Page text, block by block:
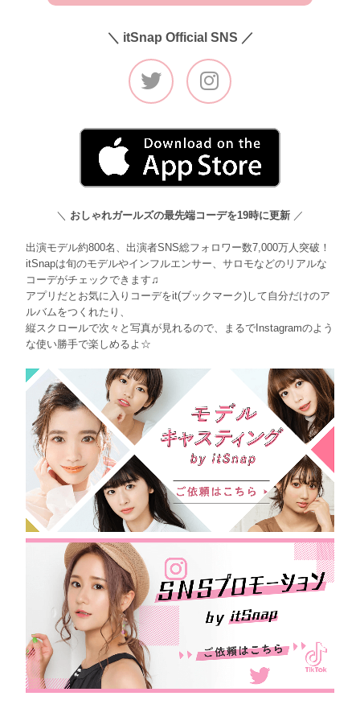
＼ itSnap Official SNS ／
＼ おしゃれガールズの最先端コーデを19時に更新 ／
出演モデル約800名、出演者SNS総フォロワー数7,000万人突破！
itSnapは旬のモデルやインフルエンサー、サロモなどのリアルな
コーデがチェックできます♫
アプリだとお気に入りコーデをit(ブックマーク)して自分だけのア
ルバムをつくれたり、
縦スクロールで次々と写真が見れるので、まるでInstagramのよう
な使い勝手で楽しめるよ☆